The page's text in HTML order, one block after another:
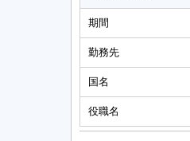
期間
勤務先
国名
役職名